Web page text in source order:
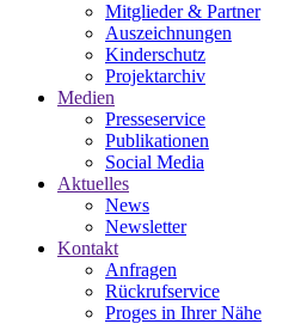
Mitglieder & Partner
Auszeichnungen
Kinderschutz
Projektarchiv
Medien
Presseservice
Publikationen
Social Media
Aktuelles
News
Newsletter
Kontakt
Anfragen
Rückrufservice
Proges in Ihrer Nähe